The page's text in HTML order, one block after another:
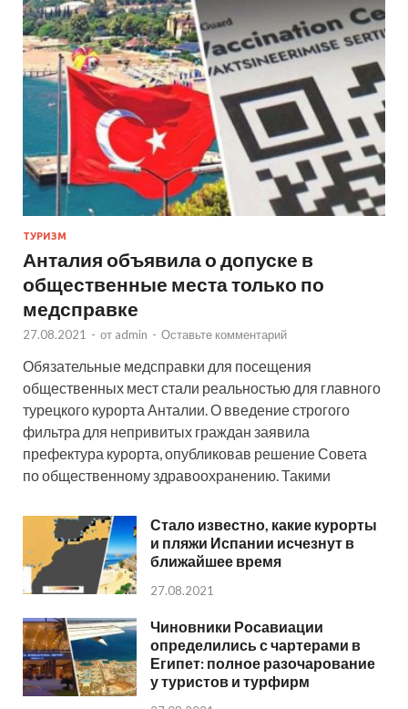
ТУРИЗМ
Анталия объявила о допуске в
общественные места только по
медсправке
27.08.2021 - от admin - Оставьте комментарий
Обязательные медсправки для посещения
общественных мест стали реальностью для главного
турецкого курорта Анталии. О введение строгого
фильтра для непривитых граждан заявила
префектура курорта, опубликовав решение Совета
по общественному здравоохранению. Такими
Стало известно, какие курорты
и пляжи Испании исчезнут в
ближайшее время
27.08.2021
Чиновники Росавиации
определились с чартерами в
Египет: полное разочарование
у туристов и турфирм